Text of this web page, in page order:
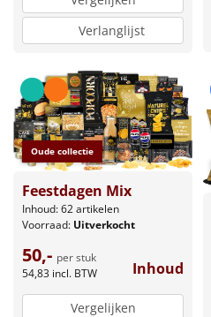
Verlanglijst
Oude collectie
Feestdagen Mix
Inhoud: 62 artikelen
Voorraad: Uitverkocht
50,- per stuk
54,83 incl. BTW Inhoud
Vergelijken